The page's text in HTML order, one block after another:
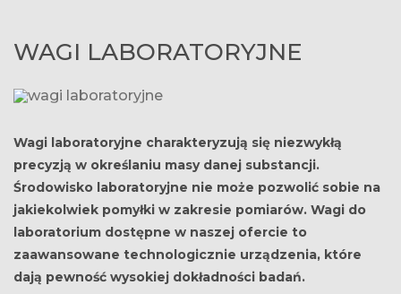
WAGI LABORATORYJNE
Wagi laboratoryjne charakteryzują się niezwykłą
precyzją w określaniu masy danej substancji.
Środowisko laboratoryjne nie może pozwolić sobie na
jakiekolwiek pomyłki w zakresie pomiarów. Wagi do
laboratorium dostępne w naszej ofercie to
zaawansowane technologicznie urządzenia, które
dają pewność wysokiej dokładności badań.